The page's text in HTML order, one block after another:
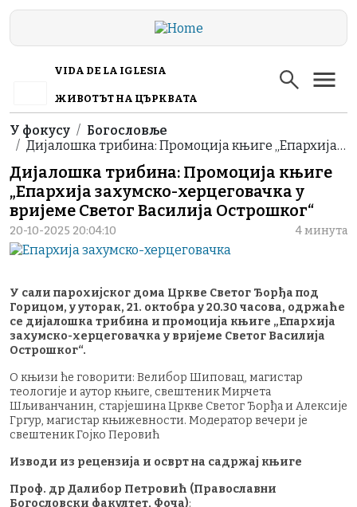
Skip to main content
VIDA DE LA IGLESIA
ЖИВОТЪТ НА ЦЪРКВАТА
Breadcrumb
У фокусу
Богословље
Дијалошка трибина: Промоција књиге „Епархија…
Дијалошка трибина: Промоција књиге
„Епархија захумско-херцеговачка у
вријеме Светог Василија Острошког“
20-10-2025 20:04:10 4 минута
У сали парохијског дома Цркве Светог Ђорђа под
Горицом, у уторак, 21. октобра у 20.30 часова, одржаће
се дијалошка трибина и промоција књиге „Епархија
захумско-херцеговачка у вријеме Светог Василија
Острошког“.
О књизи ће говорити: Велибор Шиповац, магистар
теологије и аутор књиге, свештеник Мирчета
Шљиванчанин, старјешина Цркве Светог Ђорђа и Алексије
Гргур, магистар књижевности. Модератор вечери је
свештеник Гојко Перовић
Изводи из рецензија и осврт на садржај књиге
Проф. др Далибор Петровић (Православни
Богословски факултет, Фоча):